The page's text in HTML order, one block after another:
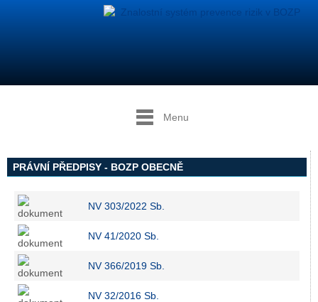
Menu
PRÁVNÍ PŘEDPISY - BOZP OBECNĚ
NV 303/2022 Sb.
NV 41/2020 Sb.
NV 366/2019 Sb.
NV 32/2016 Sb.